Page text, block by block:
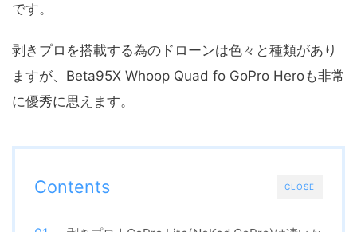
です。
剥きプロを搭載する為のドローンは色々と種類があり
ますが、Beta95X Whoop Quad fo GoPro Heroも非常
に優秀に思えます。
CLOSE
Contents